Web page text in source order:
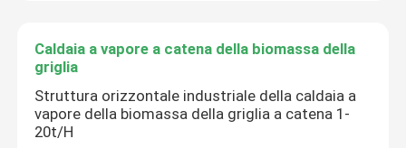
Caldaia a vapore a catena della biomassa della
griglia
Struttura orizzontale industriale della caldaia a
vapore della biomassa della griglia a catena 1-
20t/H